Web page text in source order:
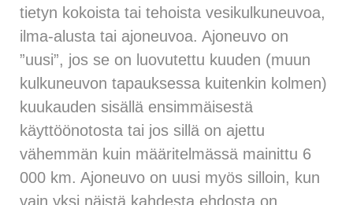
tietyn kokoista tai tehoista vesikulkuneuvoa,
ilma-alusta tai ajoneuvoa. Ajoneuvo on
”uusi”, jos se on luovutettu kuuden (muun
kulkuneuvon tapauksessa kuitenkin kolmen)
kuukauden sisällä ensimmäisestä
käyttöönotosta tai jos sillä on ajettu
vähemmän kuin määritelmässä mainittu 6
000 km. Ajoneuvo on uusi myös silloin, kun
vain yksi näistä kahdesta ehdosta on